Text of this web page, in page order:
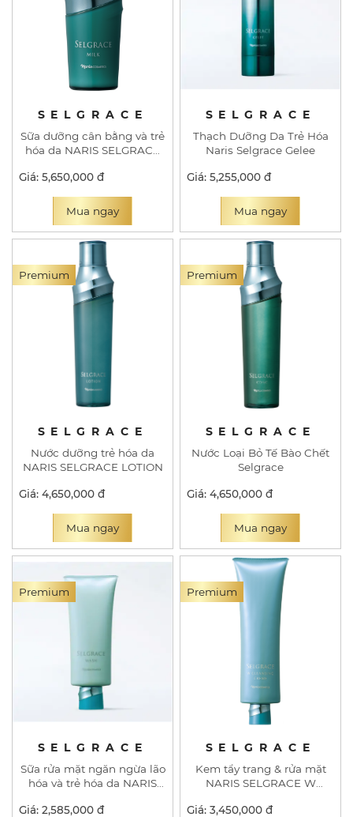
SELGRACE
Sữa dưỡng cân bằng và trẻ
hóa da NARIS SELGRACE
Giá: 5,650,000 đ
Mua ngay
SELGRACE
Thạch Dưỡng Da Trẻ Hóa
Naris Selgrace Gelee
Giá: 5,255,000 đ
Mua ngay
Premium
SELGRACE
Nước dưỡng trẻ hóa da
NARIS SELGRACE LOTION
Giá: 4,650,000 đ
Mua ngay
Premium
SELGRACE
Nước Loại Bỏ Tế Bào Chết
Selgrace
Giá: 4,650,000 đ
Mua ngay
Premium
SELGRACE
Sữa rửa mặt ngăn ngừa lão
hóa và trẻ hóa da NARIS
Giá: 2,585,000 đ
Premium
SELGRACE
Kem tẩy trang & rửa mặt
NARIS SELGRACE W
Giá: 3,450,000 đ